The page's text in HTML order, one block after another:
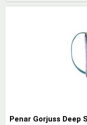
Penar Gorjuss Deep